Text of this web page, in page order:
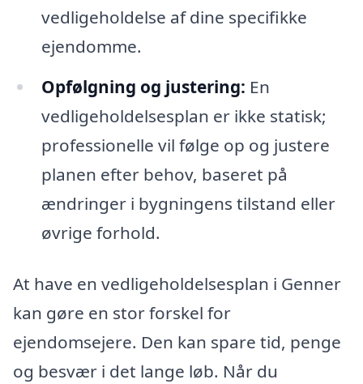
vedligeholdelse af dine specifikke
ejendomme.
Opfølgning og justering: En
vedligeholdelsesplan er ikke statisk;
professionelle vil følge op og justere
planen efter behov, baseret på
ændringer i bygningens tilstand eller
øvrige forhold.
At have en vedligeholdelsesplan i Genner
kan gøre en stor forskel for
ejendomsejere. Den kan spare tid, penge
og besvær i det lange løb. Når du